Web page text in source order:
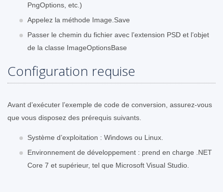
PngOptions, etc.)
Appelez la méthode Image.Save
Passer le chemin du fichier avec l’extension PSD et l’objet
de la classe ImageOptionsBase
Configuration requise
Avant d’exécuter l’exemple de code de conversion, assurez-vous
que vous disposez des prérequis suivants.
Système d’exploitation : Windows ou Linux.
Environnement de développement : prend en charge .NET
Core 7 et supérieur, tel que Microsoft Visual Studio.